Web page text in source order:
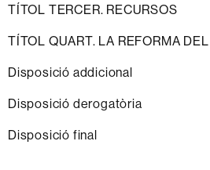
TÍTOL TERCER. RECURSOS
TÍTOL QUART. LA REFORMA
Disposició addicional
Disposició derogatòria
Disposició final